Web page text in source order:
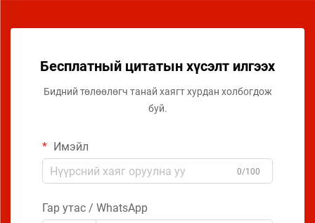
Бесплатный цитатын хүсэлт илгээх
Бидний төлөөлөгч танай хаягт хурдан холбогдож
буй.
Имэйл
0/100
Гар утас / WhatsApp